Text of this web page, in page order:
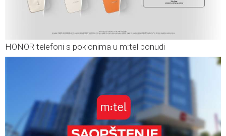
HONOR telefoni s poklonima u m:tel ponudi